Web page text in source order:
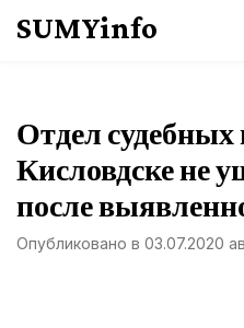
SUMYinfo
Отдел судебных
Кисловдске не
после
Опубликовано в 03.07.2020